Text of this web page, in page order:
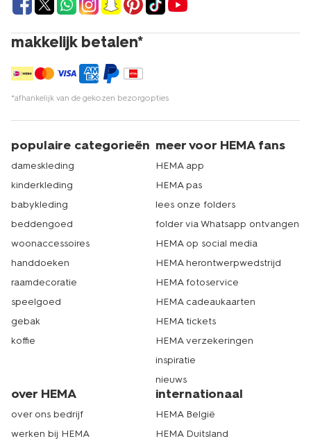
makkelijk betalen*
*afhankelijk van de gekozen bezorgopties
populaire categorieën
dameskleding
kinderkleding
babykleding
beddengoed
woonaccessoires
handdoeken
raamdecoratie
speelgoed
gebak
koffie
meer voor HEMA fans
HEMA app
HEMA pas
lees onze folders
folder via Whatsapp ontvangen
HEMA op social media
HEMA herontwerpwedstrijd
HEMA fotoservice
HEMA cadeaukaarten
HEMA tickets
HEMA verzekeringen
inspiratie
nieuws
over HEMA
over ons bedrijf
werken bij HEMA
internationaal
HEMA België
HEMA Duitsland